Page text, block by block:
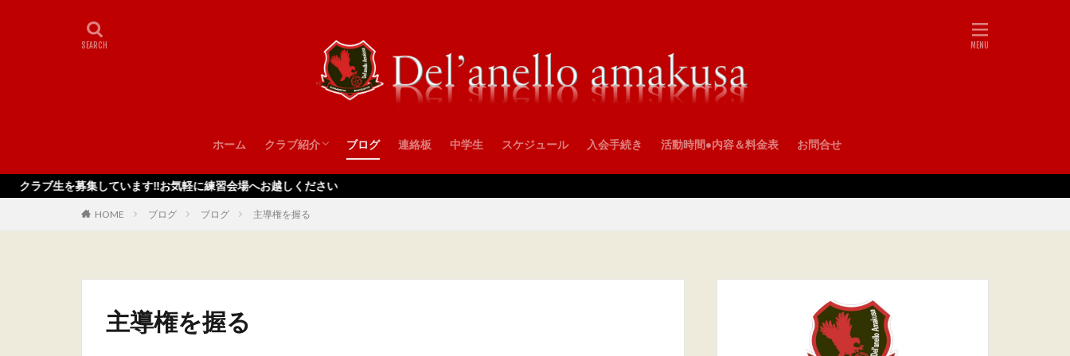
ホーム クラブ紹介
スタッフ
ブログ 連絡板 中学生 スケジュール 入会手続き 活動時間•内容＆料金表 お問合せ
募集しています‼️お気軽に練習会場へお越しください
HOME ブログ ブログ 主導権を握る
主導権を握る